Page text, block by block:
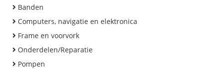
Banden
Computers, navigatie en elektronica
Frame en voorvork
Onderdelen/Reparatie
Pompen